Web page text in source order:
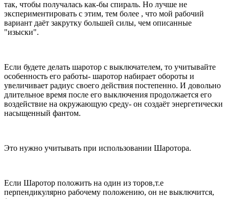
так, чтобы получалась как-бы спираль. Но лучше не
экспериментировать с этим, тем более , что мой рабочий
вариант даёт закрутку большей силы, чем описанные
"изыски".
Если будете делать шаротор с выключателем, то учитывайте
особенность его работы- шаротор набирает обороты и
увеличивает радиус своего действия постепенно. И довольно
длительное время после его выключения продолжается его
воздействие на окружающую среду- он создаёт энергетически
насыщенный фантом.
Это нужно учитывать при использовании Шаротора.
Если Шаротор положить на один из торов,т.е
перпендикулярно рабочему положению, он не выключится,